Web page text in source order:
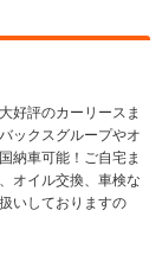
好評のカーリースま
ックスグループやオ
納車可能！ご自宅ま
オイル交換、車検な
いしておりますの